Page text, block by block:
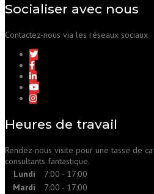
Socialiser avec nous
Contactez-nous via les réseaux sociaux
Heures de travail
Rendez-nous visite pour une tasse de
consultants fantastique.
Lundi
7:00 - 17:00
Mardi
7:00 - 17:00